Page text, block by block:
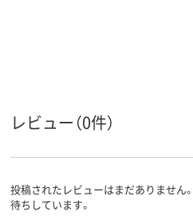
レビュー（0件）
投稿されたレビューはまだありません
待ちしています。